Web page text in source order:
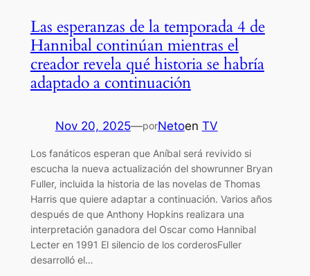
Las esperanzas de la temporada 4 de
Hannibal continúan mientras el
creador revela qué historia se habría
adaptado a continuación
Nov 20, 2025—porNetoen TV
Los fanáticos esperan que Aníbal será revivido si
escucha la nueva actualización del showrunner Bryan
Fuller, incluida la historia de las novelas de Thomas
Harris que quiere adaptar a continuación. Varios años
después de que Anthony Hopkins realizara una
interpretación ganadora del Oscar como Hannibal
Lecter en 1991 El silencio de los corderosFuller
desarrolló el…